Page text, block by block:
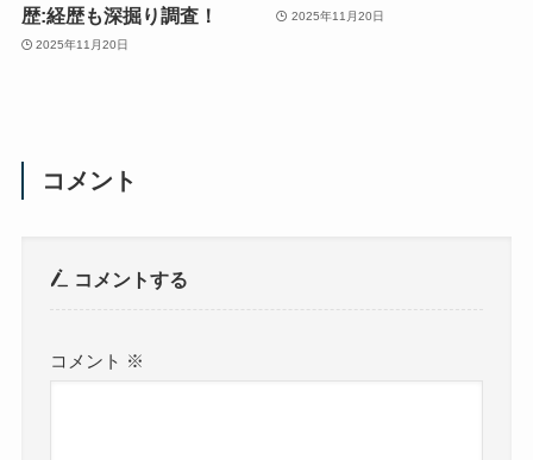
歴:経歴も深掘り調査！
2025年11月20日
2025年11月20日
コメント
コメントする
コメント ※